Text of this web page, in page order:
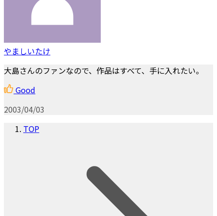
やましいたけ
大島さんのファンなので、作品はすべて、手に入れたい。
Good
2003/04/03
TOP